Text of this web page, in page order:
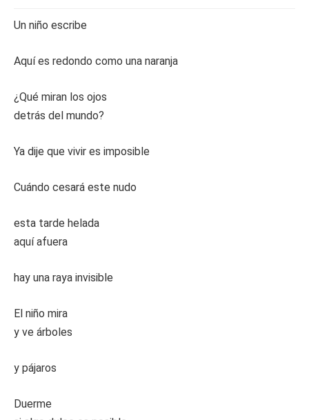
Un niño escribe
Aquí es redondo como una naranja
¿Qué miran los ojos
detrás del mundo?
Ya dije que vivir es imposible
Cuándo cesará este nudo
esta tarde helada
aquí afuera
hay una raya invisible
El niño mira
y ve árboles
y pájaros
Duerme